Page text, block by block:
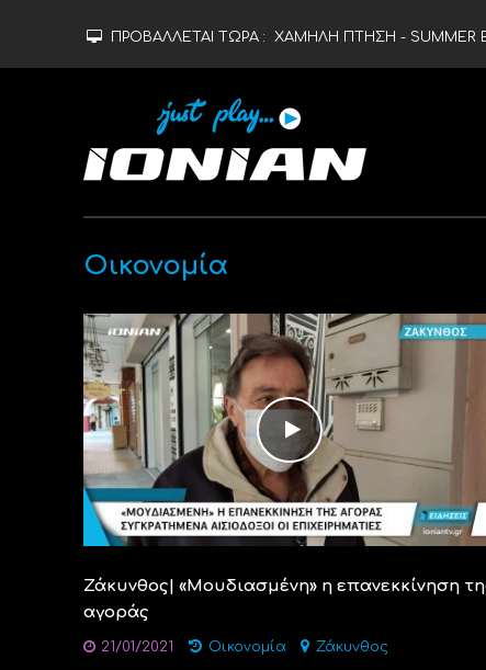
ΠΡΟΒΑΛΛΕΤΑΙ ΤΩΡΑ : ΧΑΜΗΛΗ ΠΤΗΣΗ - SUMMER
Οικονομία
Ζάκυνθος| «Μουδιασμένη» η επανεκκίνηση
αγοράς
21/01/2021 Οικονομία Ζάκυνθος